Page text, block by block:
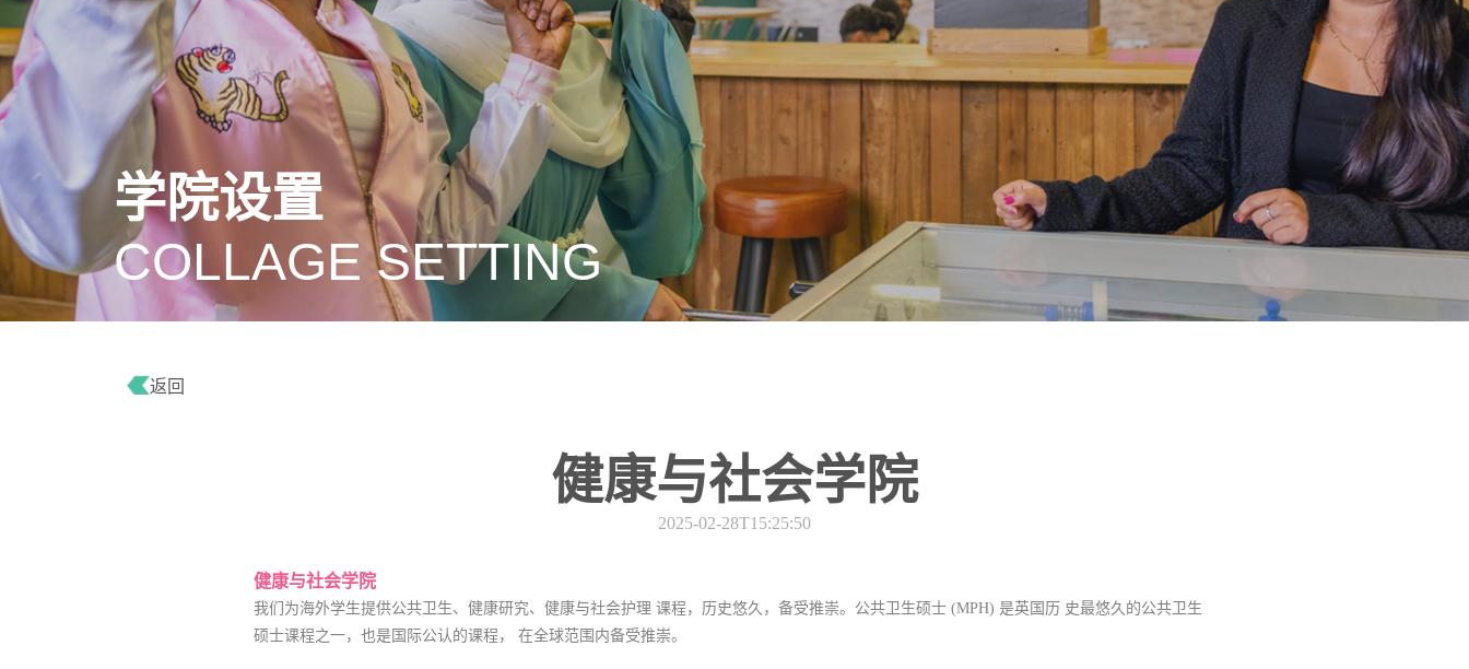
学院设置
COLLAGE SETTING
返回
健康与社会学院
2025-02-28T15:25:50
健康与社会学院
我们为海外学生提供公共卫生、健康研究、健康与社会护理 课程，历史悠久，备受推崇。公共卫生硕士 (MPH) 是英国历 史最悠久的公共卫生
硕士课程之一，也是国际公认的课程， 在全球范围内备受推崇。